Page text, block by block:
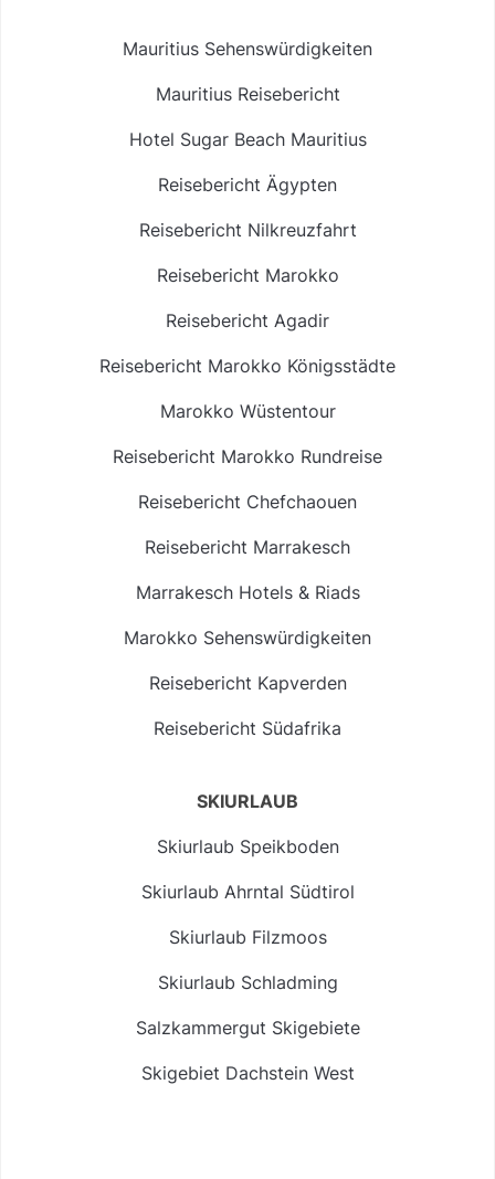
Mauritius Sehenswürdigkeiten
Mauritius Reisebericht
Hotel Sugar Beach Mauritius
Reisebericht Ägypten
Reisebericht Nilkreuzfahrt
Reisebericht Marokko
Reisebericht Agadir
Reisebericht Marokko Königsstädte
Marokko Wüstentour
Reisebericht Marokko Rundreise
Reisebericht Chefchaouen
Reisebericht Marrakesch
Marrakesch Hotels & Riads
Marokko Sehenswürdigkeiten
Reisebericht Kapverden
Reisebericht Südafrika
SKIURLAUB
Skiurlaub Speikboden
Skiurlaub Ahrntal Südtirol
Skiurlaub Filzmoos
Skiurlaub Schladming
Salzkammergut Skigebiete
Skigebiet Dachstein West